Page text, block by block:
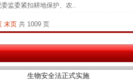
监委紧扣耕地保护、农..
末页 共 1009 页
生物安全法正式实施